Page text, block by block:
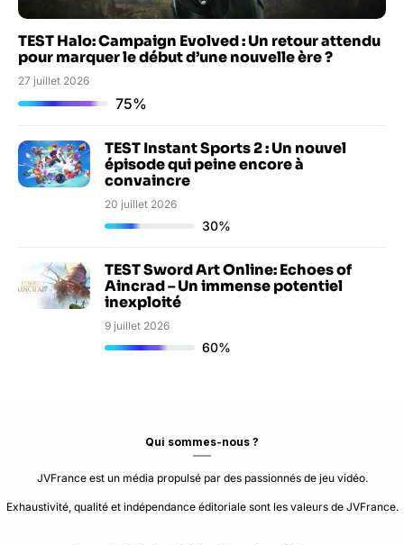
TEST Halo: Campaign Evolved : Un retour attendu
pour marquer le début d’une nouvelle ère ?
27 juillet 2026
75%
TEST Instant Sports 2 : Un nouvel
épisode qui peine encore à
convaincre
20 juillet 2026
30%
TEST Sword Art Online: Echoes of
Aincrad – Un immense potentiel
inexploité
9 juillet 2026
60%
Qui sommes-nous ?
JVFrance est un média propulsé par des passionnés de jeu vidéo.
Exhaustivité, qualité et indépendance éditoriale sont les valeurs de JVFrance.